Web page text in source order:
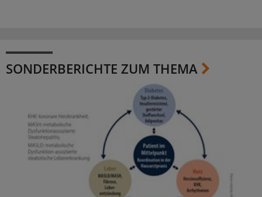
SONDERBERICHTE ZUM THEMA